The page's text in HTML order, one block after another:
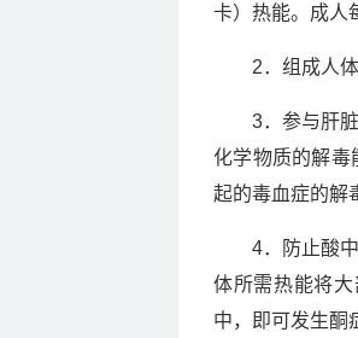
卡）热能。成人
2．组成人
3．参与肝
化学物质的解毒
起的毒血症的解
4．防止酸
体所需热能将
中，即可发生酮